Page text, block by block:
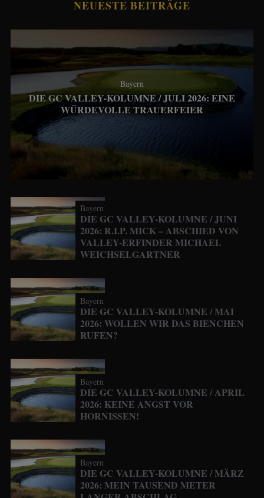
NEUESTE BEITRÄGE
Bayern
DIE GC VALLEY-KOLUMNE / JULI 2026: EINE
WÜRDEVOLLE TRAUERFEIER
Bayern
DIE GC VALLEY-KOLUMNE / JUNI
2026: R.I.P. MICK – ABSCHIED VON
VALLEY-ERFINDER MICHAEL
WEICHSELGARTNER
Bayern
DIE GC VALLEY-KOLUMNE / MAI
2026: WOLLEN WIR DAS BIENCHEN
RUFEN?
Bayern
DIE GC VALLEY-KOLUMNE / APRIL
2026: KEINE ANGST VOR
HORNISSEN!
Bayern
DIE GC VALLEY-KOLUMNE / MÄRZ
2026: MEIN TAUSEND METER